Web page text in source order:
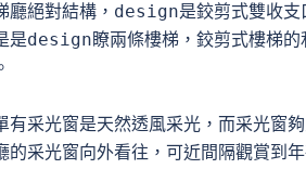
廳絕對結構，design是鉸剪式雙收支
是design瞭兩條樓梯，鉸剪式樓梯的
有采光窗是天然透風采光，而采光窗
的采光窗向外看往，可近間隔觀賞到